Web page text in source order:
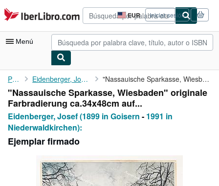
Pasar al contenido principal
IberLibro.com EUR
Preferencias
de
compra
del
Iniciar sesión
Menú
Mi cuenta
Consultar mis pedidos
Búsqueda avanzada
Colecciones
Libros antiguos
Arte y coleccionismo
Vendedores
Portada Eidenberger, Josef (1899 in Goisern "Nassauische Sparkasse, Wiesbaden" originale Farbradierung ca...
"Nassauische Sparkasse, Wiesbaden" originale
Farbradierung ca.34x48cm auf...
Eidenberger, Josef (1899 in Goisern - 1991 in
Niederwaldkirchen):
Ejemplar firmado